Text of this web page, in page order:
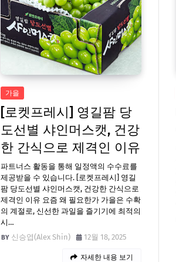
가을
[로켓프레시] 영길팜 당
도선별 샤인머스캣, 건강
한 간식으로 제격인 이유
파트너스 활동을 통해 일정액의 수수료를
제공받을 수 있습니다. [로켓프레시] 영길
팜 당도선별 샤인머스캣, 건강한 간식으로
제격인 이유 요즘 왜 필요한가 가을은 수확
의 계절로, 신선한 과일을 즐기기에 최적의
시…
신승엽(Alex Shin)
12월 18, 2025
자세한 내용 보기